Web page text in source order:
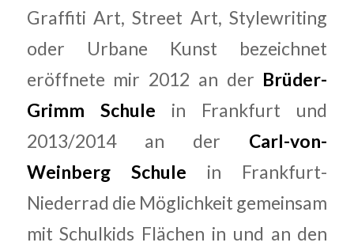
Graffiti Art, Street Art, Stylewriting
oder Urbane Kunst bezeichnet
eröffnete mir 2012 an der Brüder-
Grimm Schule in Frankfurt und
2013/2014 an der Carl-von-
Weinberg Schule in Frankfurt-
Niederrad die Möglichkeit gemeinsam
mit Schulkids Flächen in und an den